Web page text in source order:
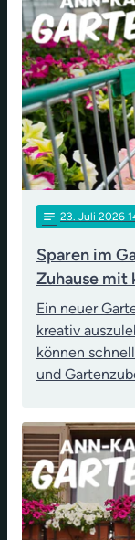
notes 23. Juli 2026
Sparen im
Zuhause mit
Ein neuer
kreativ
können
und